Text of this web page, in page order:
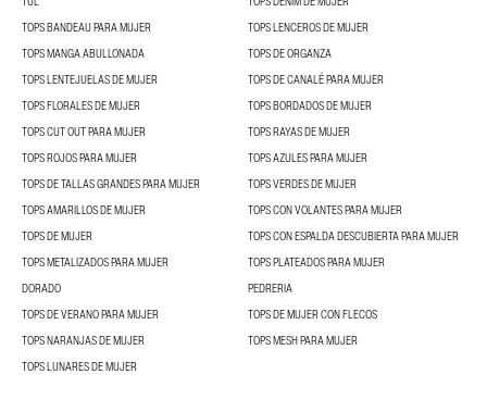
TOPS BANDEAU PARA MUJER
TOPS LENCEROS DE MUJER
TOPS MANGA ABULLONADA
TOPS DE ORGANZA
TOPS LENTEJUELAS DE MUJER
TOPS DE CANALÉ PARA MUJER
TOPS FLORALES DE MUJER
TOPS BORDADOS DE MUJER
TOPS CUT OUT PARA MUJER
TOPS RAYAS DE MUJER
TOPS ROJOS PARA MUJER
TOPS AZULES PARA MUJER
TOPS DE TALLAS GRANDES PARA MUJER
TOPS VERDES DE MUJER
TOPS AMARILLOS DE MUJER
TOPS CON VOLANTES PARA MUJER
TOPS DE MUJER
TOPS CON ESPALDA DESCUBIERTA PARA MUJER
TOPS METALIZADOS PARA MUJER
TOPS PLATEADOS PARA MUJER
DORADO
PEDRERIA
TOPS DE VERANO PARA MUJER
TOPS DE MUJER CON FLECOS
TOPS NARANJAS DE MUJER
TOPS MESH PARA MUJER
TOPS LUNARES DE MUJER